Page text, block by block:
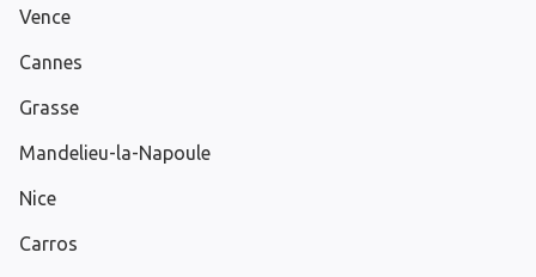
Vence
Cannes
Grasse
Mandelieu-la-Napoule
Nice
Carros